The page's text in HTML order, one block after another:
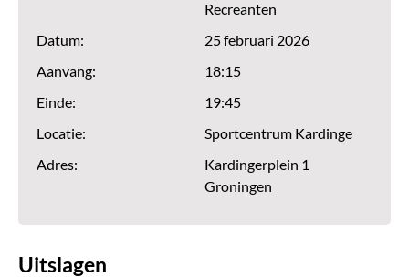
Recreanten
Datum:
25 februari 2026
Aanvang:
18:15
Einde:
19:45
Locatie:
Sportcentrum Kardinge
Adres:
Kardingerplein 1
Groningen
Uitslagen